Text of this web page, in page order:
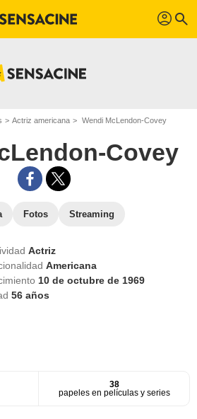
profil search
Actriz americana Wendi McLendon-Covey
Covey
Fotos Streaming
Actriz
Americana
10 de octubre de 1969
56 años
38
papeles en películas y series